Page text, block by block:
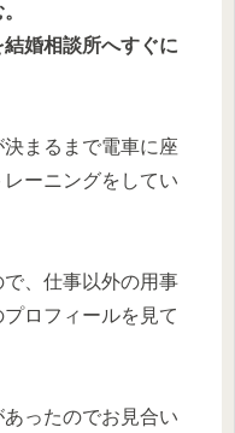
結婚相談所へすぐに
まるまで電車に座
ーニングをしてい
、仕事以外の用事
ロフィールを見て
ったのでお見合い